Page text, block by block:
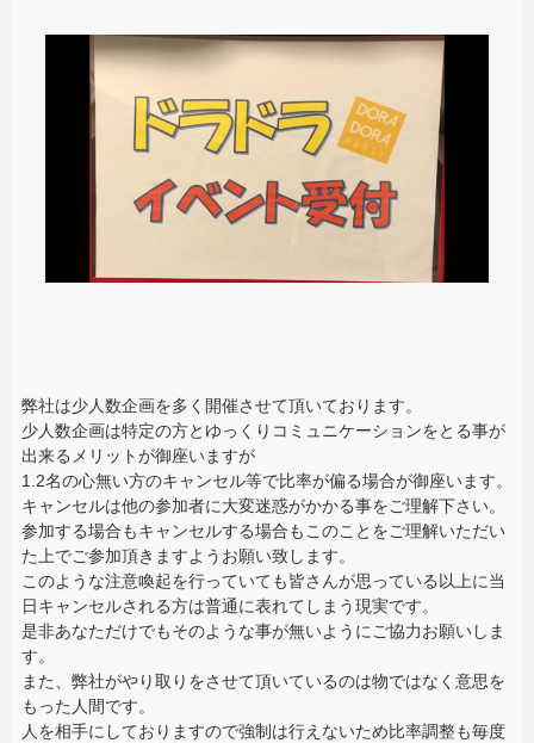
弊社は少人数企画を多く開催させて頂いております。
少人数企画は特定の方とゆっくりコミュニケーションをとる事が
出来るメリットが御座いますが
1.2名の心無い方のキャンセル等で比率が偏る場合が御座います。
キャンセルは他の参加者に大変迷惑がかかる事をご理解下さい。
参加する場合もキャンセルする場合もこのことをご理解いただい
た上でご参加頂きますようお願い致します。
このような注意喚起を行っていても皆さんが思っている以上に当
日キャンセルされる方は普通に表れてしまう現実です。
是非あなただけでもそのような事が無いようにご協力お願いしま
す。
また、弊社がやり取りをさせて頂いているのは物ではなく意思を
もった人間です。
人を相手にしておりますので強制は行えないため比率調整も毎度